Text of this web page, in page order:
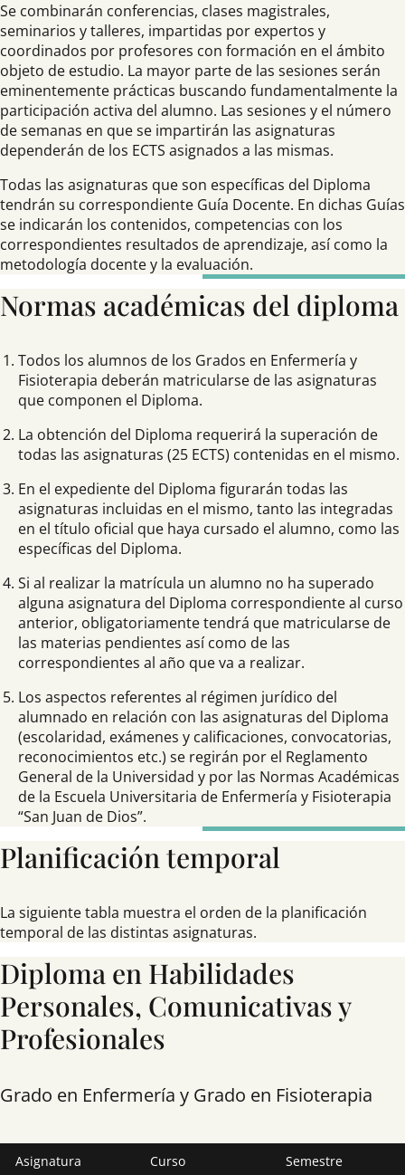
Se combinarán conferencias, clases magistrales,
seminarios y talleres, impartidas por expertos y
coordinados por profesores con formación en el ámbito
objeto de estudio. La mayor parte de las sesiones serán
eminentemente prácticas buscando fundamentalmente la
participación activa del alumno. Las sesiones y el número
de semanas en que se impartirán las asignaturas
dependerán de los ECTS asignados a las mismas.
Todas las asignaturas que son específicas del Diploma
tendrán su correspondiente Guía Docente. En dichas Guías
se indicarán los contenidos, competencias con los
correspondientes resultados de aprendizaje, así como la
metodología docente y la evaluación.
Normas académicas del diploma
Todos los alumnos de los Grados en Enfermería y
Fisioterapia deberán matricularse de las asignaturas
que componen el Diploma.
La obtención del Diploma requerirá la superación de
todas las asignaturas (25 ECTS) contenidas en el mismo.
En el expediente del Diploma figurarán todas las
asignaturas incluidas en el mismo, tanto las integradas
en el título oficial que haya cursado el alumno, como las
específicas del Diploma.
Si al realizar la matrícula un alumno no ha superado
alguna asignatura del Diploma correspondiente al curso
anterior, obligatoriamente tendrá que matricularse de
las materias pendientes así como de las
correspondientes al año que va a realizar.
Los aspectos referentes al régimen jurídico del
alumnado en relación con las asignaturas del Diploma
(escolaridad, exámenes y calificaciones, convocatorias,
reconocimientos etc.) se regirán por el Reglamento
General de la Universidad y por las Normas Académicas
de la Escuela Universitaria de Enfermería y Fisioterapia
“San Juan de Dios”.
Planificación temporal
La siguiente tabla muestra el orden de la planificación
temporal de las distintas asignaturas.
Diploma en Habilidades
Personales, Comunicativas y
Profesionales
Grado en Enfermería y Grado en Fisioterapia
Asignatura Curso
Semestre